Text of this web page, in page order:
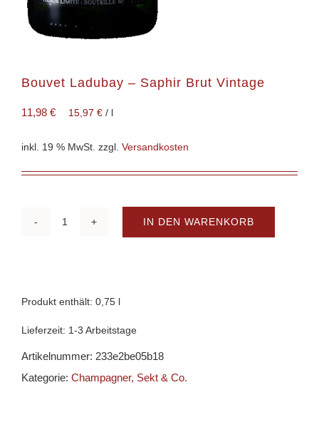
Bouvet Ladubay – Saphir Brut Vintage
11,98 € 15,97 € /
inkl. 19 % MwSt. zzgl. Versandkosten
Saphir
Menge
IN DEN WARENKORB
Produkt enthält: 0,75
Lieferzeit: 1-3 Arbeitstage
Artikelnummer: 233e2be05b18
Kategorie: Champagner, Sekt & Co.